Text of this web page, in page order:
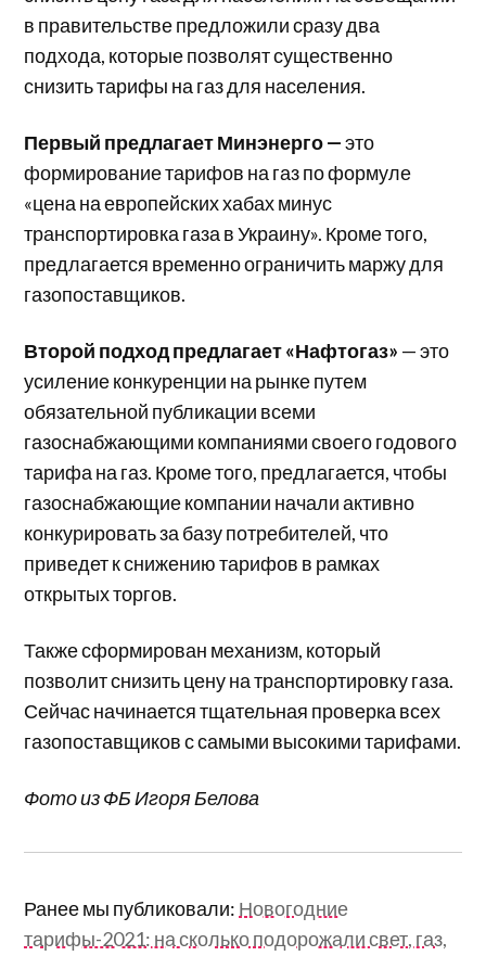
в правительстве предложили сразу два
подхода, которые позволят существенно
снизить тарифы на газ для населения.
Первый предлагает Минэнерго —это
формирование тарифов на газ по формуле
«цена на европейских хабах минус
транспортировка газа в Украину». Кроме того,
предлагается временно ограничить маржу для
газопоставщиков.
Второй подход предлагает «Нафтогаз» — это
усиление конкуренции на рынке путем
обязательной публикации всеми
газоснабжающими компаниями своего годового
тарифа на газ. Кроме того, предлагается, чтобы
газоснабжающие компании начали активно
конкурировать за базу потребителей, что
приведет к снижению тарифов в рамках
открытых торгов.
Также сформирован механизм, который
позволит снизить цену на транспортировку газа.
Сейчас начинается тщательная проверка всех
газопоставщиков с самыми высокими тарифами.
Фото из ФБ Игоря Белова
Ранее мы публиковали: Новогодние
тарифы-2021: на сколько подорожали свет, газ,